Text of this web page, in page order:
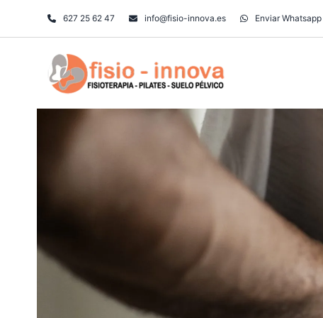
content
627 25 62 47 info@fisio-innova.es Enviar Whatsapp